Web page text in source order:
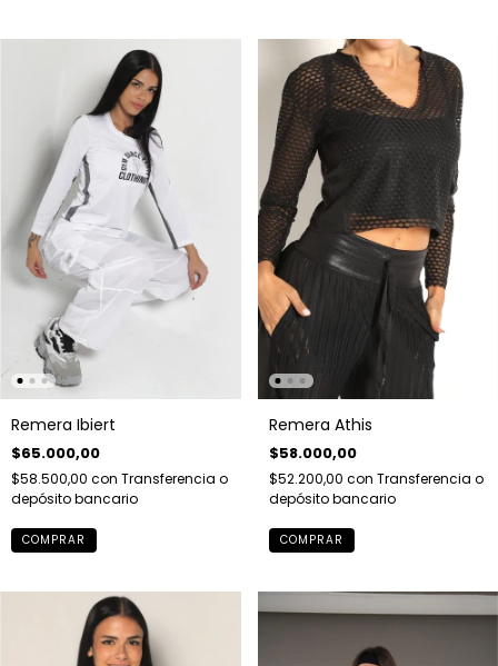
Remera Ibiert
$65.000,00
$58.500,00 con Transferencia o
depósito bancario
COMPRAR
Remera Athis
$58.000,00
$52.200,00 con Transferencia o
depósito bancario
COMPRAR